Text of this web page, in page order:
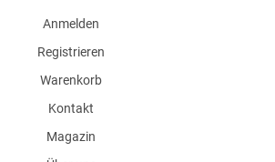
Anmelden
Registrieren
Warenkorb
Kontakt
Magazin